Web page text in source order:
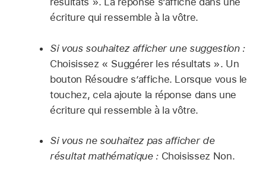
écriture qui ressemble à la vôtre.
Si vous souhaitez afficher une suggestion :
Choisissez « Suggérer les résultats ». Un
bouton Résoudre s’affiche. Lorsque vous le
touchez, cela ajoute la réponse dans une
écriture qui ressemble à la vôtre.
Si vous ne souhaitez pas afficher de
résultat mathématique :Choisissez Non.